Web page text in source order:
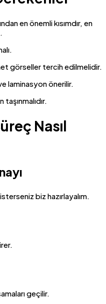
en önemli kısımdır, en
görseller tercih edilmelidir.
laminasyon önerilir.
Nasıl
biz hazırlayalım.
geçilir.